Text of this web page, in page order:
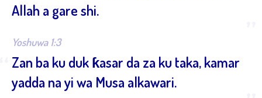
Allah a gare shi.
Yoshuwa 1:3
Zan ba ku duk ƙasar da za ku taka, kamar
yadda na yi wa Musa alkawari.